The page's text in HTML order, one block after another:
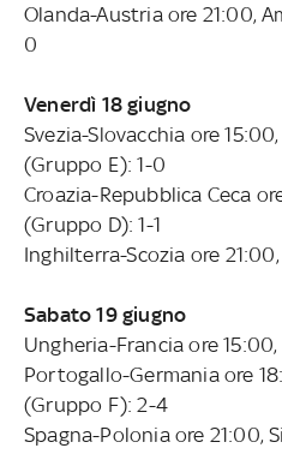
Olanda-Austria ore 21:00,
0
Venerdì 18 giugno
Svezia-Slovacchia ore
(Gruppo E): 1-0
Croazia-Repubblica Ceca
(Gruppo D): 1-1
Inghilterra-Scozia ore
Sabato 19 giugno
Ungheria-Francia ore
Portogallo-Germania ore
(Gruppo F): 2-4
Spagna-Polonia ore 21:00,